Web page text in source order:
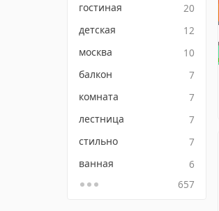
гостиная
20
детская
12
москва
10
балкон
7
комната
7
лестница
7
стильно
7
ванная
6
657